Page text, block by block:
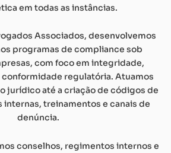
em todas as instâncias.
Associados, desenvolvemos
programas de compliance sob
com foco em integridade,
regulatória. Atuamos
jurídico até a criação de códigos de
treinamentos e canais de
denúncia.
conselhos, regimentos internos e